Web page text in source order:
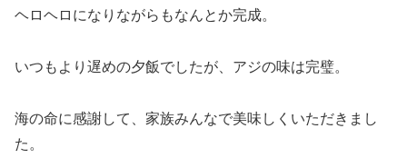
ヘロヘロになりながらもなんとか完成。
いつもより遅めの夕飯でしたが、アジの味は完璧。
海の命に感謝して、家族みんなで美味しくいただきまし
た。